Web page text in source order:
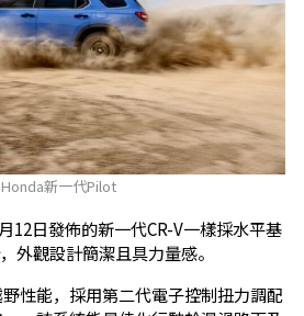
Honda新一代Pilot
12日發佈的新一代CR-V一樣採水平基
外觀設計簡潔且具力量感。
性能，採用第二代電子控制扭力調配